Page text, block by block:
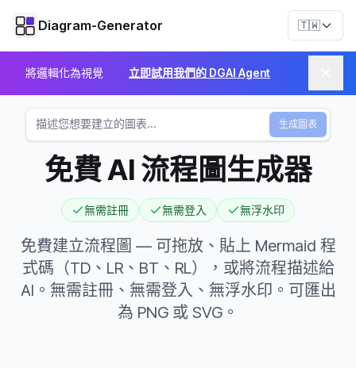
Diagram-Generator 🇹🇼
將邏輯化為視覺 立即試用我們的 DGAI Agent
生成圖表
免費 AI 流程圖生成器
無需註冊 無需登入 無浮水印
免費建立流程圖 — 可拖放、貼上 Mermaid 程
式碼（TD、LR、BT、RL），或將流程描述給
AI。無需註冊、無需登入、無浮水印。可匯出
為 PNG 或 SVG。